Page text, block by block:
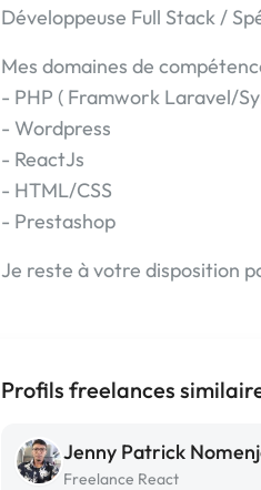
Développeuse Full Stack /
Mes domaines de
- PHP ( Framwork Laravel/
- Wordpress
- ReactJs
- HTML/CSS
- Prestashop
Je reste à votre disposition
Profils freelances
Jenny Patrick
Freelance React